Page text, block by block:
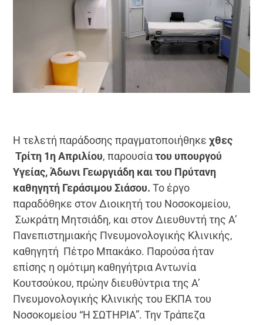
Η τελετή παράδοσης πραγματοποιήθηκεχθες
Τρίτη 1η Απριλίου, παρουσίατου υπουργού
Υγείας, Άδωνι Γεωργιάδη και του Πρύτανη
καθηγητή Γεράσιμου Σιάσου. Το έργο
παραδόθηκε στον Διοικητή του Νοσοκομείου,
Σωκράτη Μητσιάδη, και στον Διευθυντή της Α’
Πανεπιστημιακής Πνευμονολογικής Κλινικής,
καθηγητή Πέτρο Μπακάκο. Παρούσα ήταν
επίσης η ομότιμη καθηγήτρια Αντωνία
Κουτσούκου, πρώην διευθύντρια της Α’
Πνευμονολογικής Κλινικής του ΕΚΠΑ του
Νοσοκομείου “Η ΣΩΤΗΡΙΑ”. Την Τράπεζα